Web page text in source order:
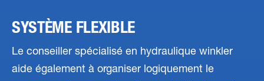
SYSTÈME FLEXIBLE
Le conseiller spécialisé en hydraulique winkler
aide également à organiser logiquement le